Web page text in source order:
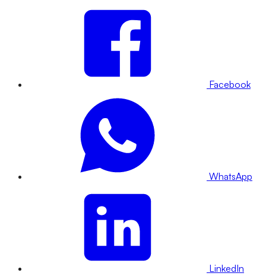
Facebook
WhatsApp
LinkedIn